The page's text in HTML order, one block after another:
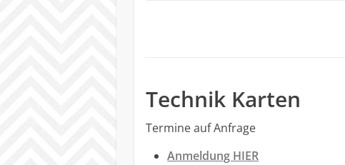
Technik Karten
Termine auf Anfrage
Anmeldung HIER